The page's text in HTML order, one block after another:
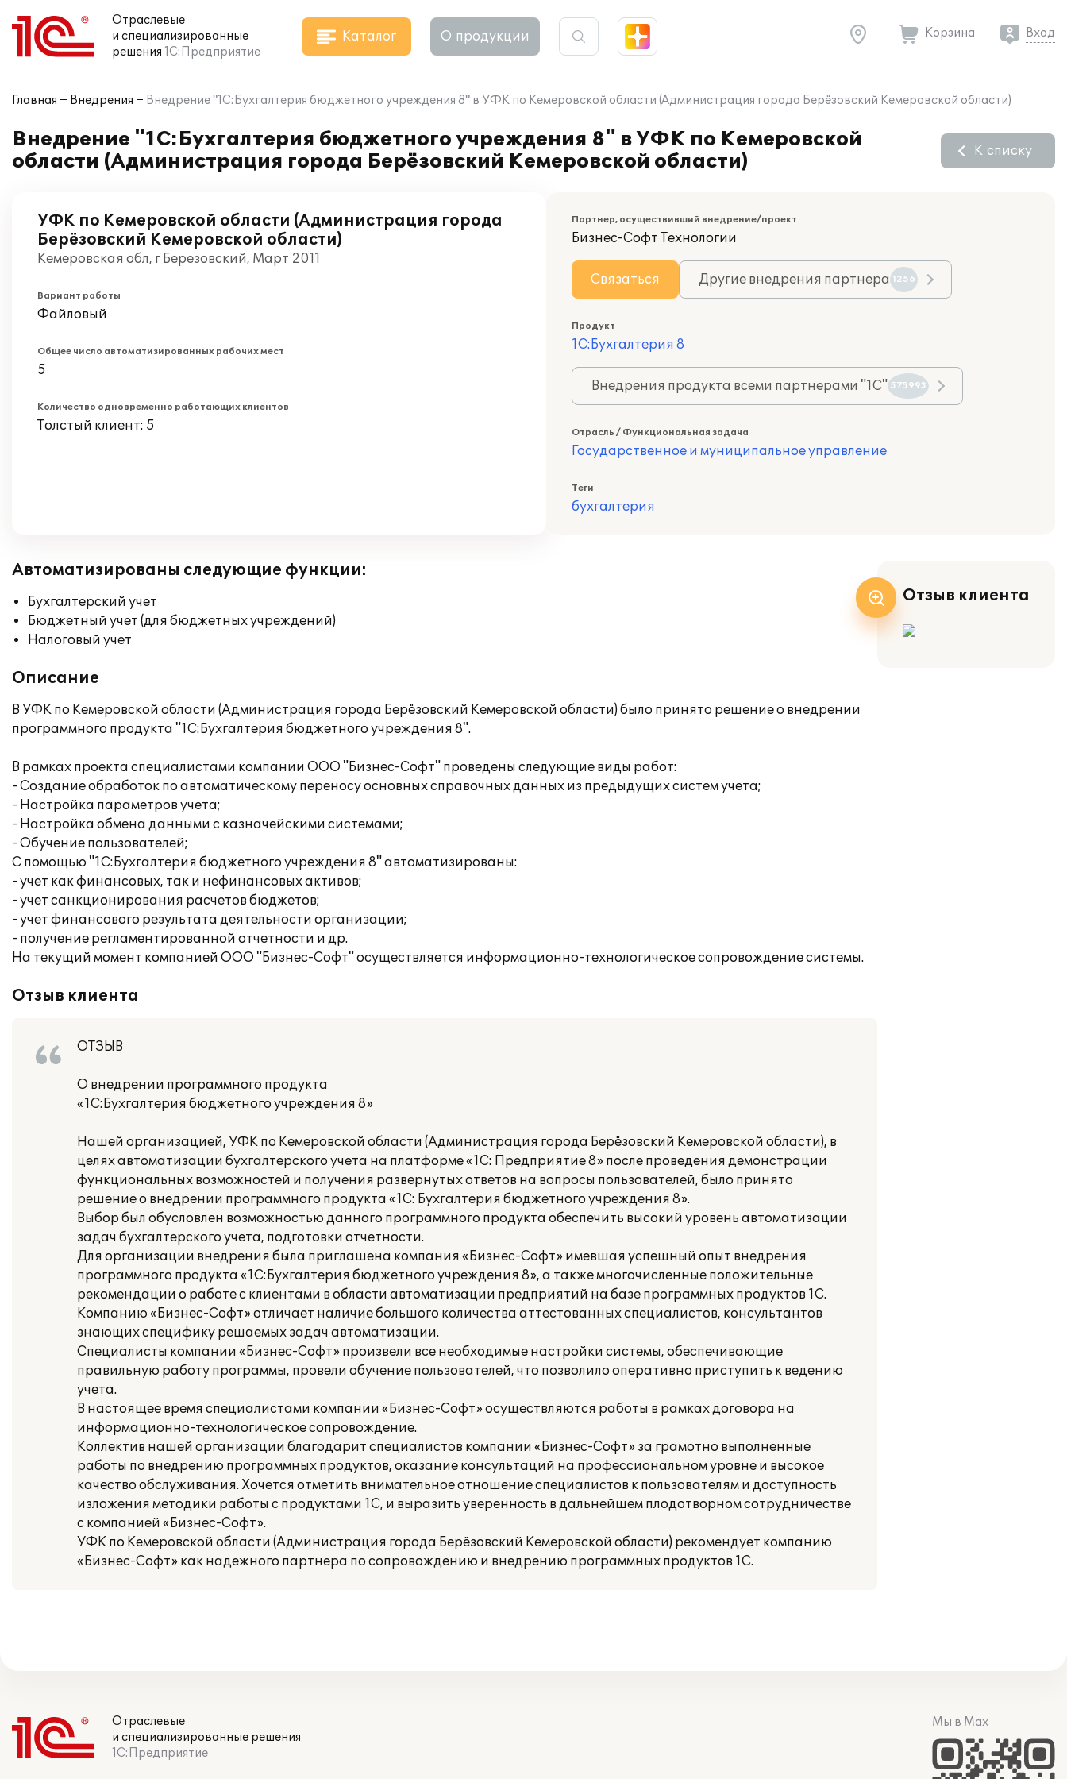
Отраслевые
и специализированные
решения 1С:Предприятие
Каталог О продукции Корзина Вход
Главная Внедрения Внедрение "1С:Бухгалтерия бюджетного учреждения 8" в УФК по Кемеровской области (Администрация города Берёзовский Кемеровской области)
Внедрение "1С:Бухгалтерия бюджетного учреждения 8" в УФК по Кемеровской
области (Администрация города Берёзовский Кемеровской области)
К списку
УФК по Кемеровской области (Администрация города
Берёзовский Кемеровской области)
Кемеровская обл, г Березовский, Март 2011
Вариант работы
Файловый
Общее число автоматизированных рабочих мест
5
Количество одновременно работающих клиентов
Толстый клиент: 5
Партнер, осуществивший внедрение/проект
Бизнес-Софт Технологии
Связаться Другие внедрения партнера 1256
Продукт
1С:Бухгалтерия 8
Внедрения продукта всеми партнерами "1С" 575993
Отрасль / Функциональная задача
Государственное и муниципальное управление
Теги
бухгалтерия
Автоматизированы следующие функции:
Бухгалтерский учет
Бюджетный учет (для бюджетных учреждений)
Налоговый учет
Описание
В УФК по Кемеровской области (Администрация города Берёзовский Кемеровской области) было принято решение о внедрении
программного продукта "1С:Бухгалтерия бюджетного учреждения 8".
В рамках проекта специалистами компании ООО "Бизнес-Софт" проведены следующие виды работ:
- Создание обработок по автоматическому переносу основных справочных данных из предыдущих систем учета;
- Настройка параметров учета;
- Настройка обмена данными с казначейскими системами;
- Обучение пользователей;
С помощью "1С:Бухгалтерия бюджетного учреждения 8" автоматизированы:
- учет как финансовых, так и нефинансовых активов;
- учет санкционирования расчетов бюджетов;
- учет финансового результата деятельности организации;
- получение регламентированной отчетности и др.
На текущий момент компанией ООО "Бизнес-Софт" осуществляется информационно-технологическое сопровождение системы.
Отзыв клиента
ОТЗЫВ
О внедрении программного продукта
«1С:Бухгалтерия бюджетного учреждения 8»
Нашей организацией, УФК по Кемеровской области (Администрация города Берёзовский Кемеровской области), в
целях автоматизации бухгалтерского учета на платформе «1С: Предприятие 8» после проведения демонстрации
функциональных возможностей и получения развернутых ответов на вопросы пользователей, было принято
решение о внедрении программного продукта «1С: Бухгалтерия бюджетного учреждения 8».
Выбор был обусловлен возможностью данного программного продукта обеспечить высокий уровень автоматизации
задач бухгалтерского учета, подготовки отчетности.
Для организации внедрения была приглашена компания «Бизнес-Софт» имевшая успешный опыт внедрения
программного продукта «1С:Бухгалтерия бюджетного учреждения 8», а также многочисленные положительные
рекомендации о работе с клиентами в области автоматизации предприятий на базе программных продуктов 1С.
Компанию «Бизнес-Софт» отличает наличие большого количества аттестованных специалистов, консультантов
знающих специфику решаемых задач автоматизации.
Специалисты компании «Бизнес-Софт» произвели все необходимые настройки системы, обеспечивающие
правильную работу программы, провели обучение пользователей, что позволило оперативно приступить к ведению
учета.
В настоящее время специалистами компании «Бизнес-Софт» осуществляются работы в рамках договора на
информационно-технологическое сопровождение.
Коллектив нашей организации благодарит специалистов компании «Бизнес-Софт» за грамотно выполненные
работы по внедрению программных продуктов, оказание консультаций на профессиональном уровне и высокое
качество обслуживания. Хочется отметить внимательное отношение специалистов к пользователям и доступность
изложения методики работы с продуктами 1С, и выразить уверенность в дальнейшем плодотворном сотрудничестве
с компанией «Бизнес-Софт».
УФК по Кемеровской области (Администрация города Берёзовский Кемеровской области) рекомендует компанию
«Бизнес-Софт» как надежного партнера по сопровождению и внедрению программных продуктов 1С.
Отзыв клиента
Отраслевые
и специализированные решения
1С:Предприятие
Мы в Max